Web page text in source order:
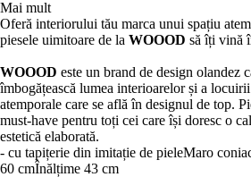
Mai mult
Oferă interiorului tău marca unui spațiu
piesele uimitoare de la WOOOD să îți vină
WOOOD este un brand de design olandez
îmbogățească lumea interioarelor și a
atemporale care se află în designul de top.
must-have pentru toți cei care își doresc o
estetică elaborată.
- cu tapițerie din imitație de pieleMaro
60 cmÎnălțime 43 cm